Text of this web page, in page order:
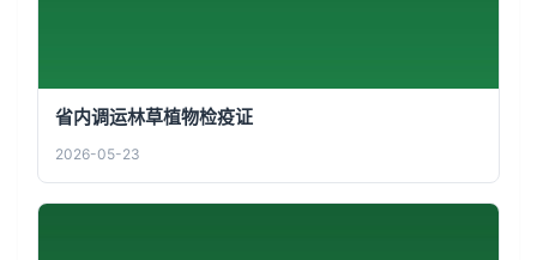
省内调运林草植物检疫证
2026-05-23